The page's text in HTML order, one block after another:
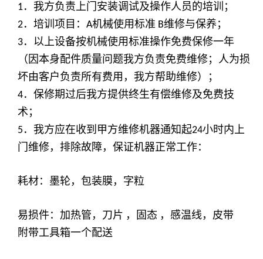
1．我方负责上门安装调试及操作人员的培训；
2．培训项目： A机械使用标准 B维修与保养；
3．以上设备按机械使用标准操作免费保修一年
（因本身配件质量问题我方负责免费维修；人为损
坏由客户负责所有费用，我方帮助维修）；
4．保修期过后我方提供终生有偿维修及免费技
术；
5 ．我方应在收到甲方维修机器通知起24小时内上
门维修，排除故障，保证机器正常工作：
耗材：墨轮，包装膜，字粒
易损件：加热管，刀片 ，固态 ，感温线，皮带
附带工具箱一个配送